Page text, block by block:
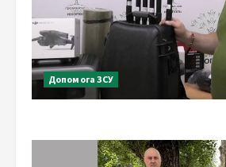
Допомога ЗСУ